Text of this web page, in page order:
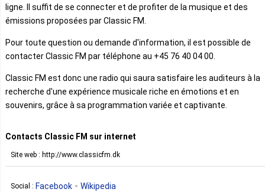
ligne. Il suffit de se connecter et de profiter de la musique et des
émissions proposées par Classic FM.
Pour toute question ou demande d'information, il est possible de
contacter Classic FM par téléphone au +45 76 40 04 00.
Classic FM est donc une radio qui saura satisfaire les auditeurs à la
recherche d'une expérience musicale riche en émotions et en
souvenirs, grâce à sa programmation variée et captivante.
Contacts Classic FM sur internet
Site web : http://www.classicfm.dk
Social : Facebook Wikipedia